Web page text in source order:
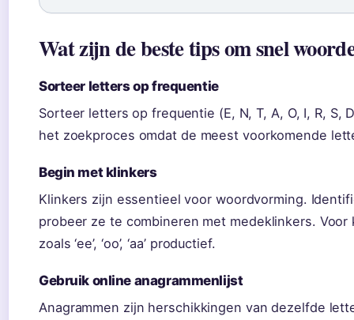
Wat zijn de beste tips om snel
Sorteer letters op frequentie
Sorteer letters op frequentie (E, N, T, A, O, I, R, S,
het zoekproces omdat de meest voorkomende
Begin met klinkers
Klinkers zijn essentieel voor woordvorming.
probeer ze te combineren met medeklinkers.
zoals ‘ee’, ‘oo’, ‘aa’ productief.
Gebruik online anagrammenlijst
Anagrammen zijn herschikkingen van dezelfde